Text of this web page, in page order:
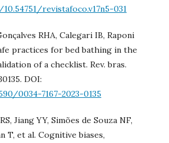
revistafoco.v17n5-031
RHA, Calegari IB, Raponi
practices for bed bathing in the
of a checklist. Rev. bras.
DOI:
0034-7167-2023-0135
Jiang YY, Simões de Souza NF,
T, et al. Cognitive biases,